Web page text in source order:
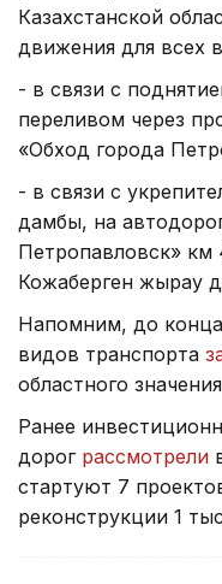
Казахстанской
движения для всех
- в связи с
переливом через
«Обход города
- в связи с
дамбы, на
Петропавловск» км
Кожаберген жырау
Напомним, до
видов транспорта
областного
Ранее
дорог рассмотрели
стартуют 7
реконструкции 1